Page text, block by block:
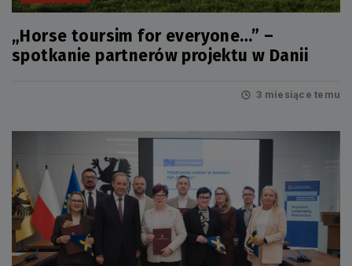
„Horse toursim for everyone…” –
spotkanie partnerów projektu w Danii
3 miesiące temu